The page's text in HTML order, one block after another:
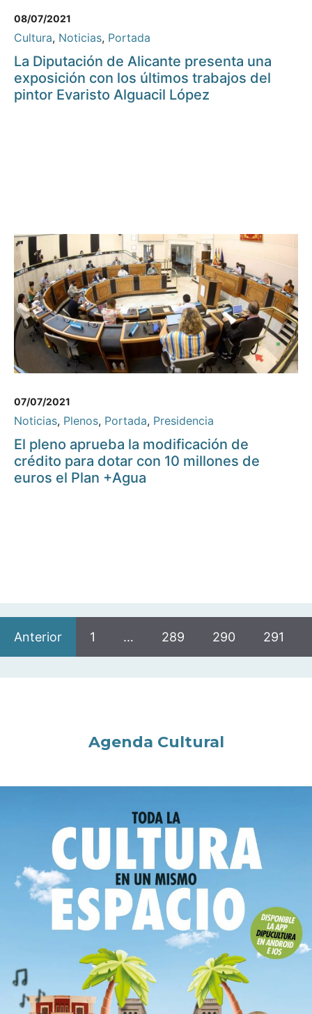
08/07/2021
Cultura, Noticias, Portada
La Diputación de Alicante presenta una
exposición con los últimos trabajos del
pintor Evaristo Alguacil López
07/07/2021
Noticias, Plenos, Portada, Presidencia
El pleno aprueba la modificación de
crédito para dotar con 10 millones de
euros el Plan +Agua
Anterior 1 … 289 290 291
Agenda Cultural